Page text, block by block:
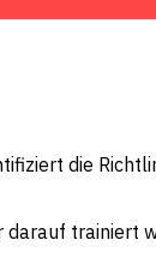
die
darauf